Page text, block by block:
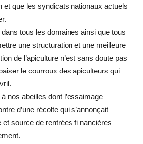
et que les syndicats nationaux actuels
tous les domaines ainsi que tous
une structuration et une meilleure
de l’apiculture n’est sans doute pas
le courroux des apiculteurs qui
nos abeilles dont l’essaimage
d’une récolte qui s’annonçait
et source de rentrées fi nancières